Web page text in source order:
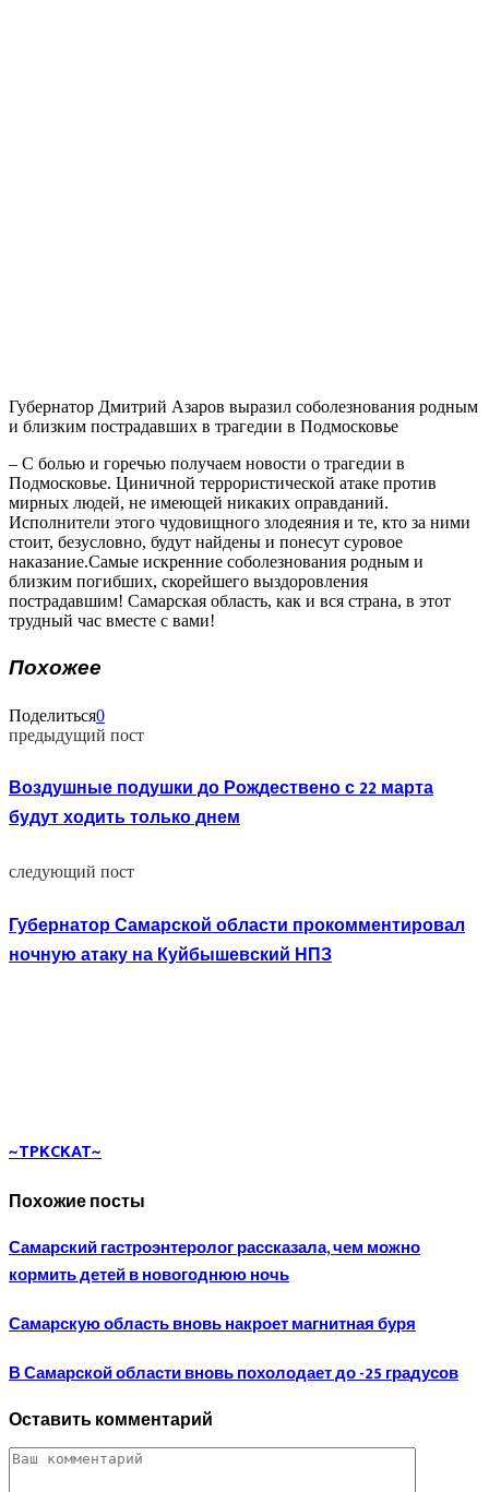
Губернатор Дмитрий Азаров выразил соболезнования родным
и близким пострадавших в трагедии в Подмосковье
– С болью и горечью получаем новости о трагедии в
Подмосковье. Циничной террористической атаке против
мирных людей, не имеющей никаких оправданий.
Исполнители этого чудовищного злодеяния и те, кто за ними
стоит, безусловно, будут найдены и понесут суровое
наказание.Самые искренние соболезнования родным и
близким погибших, скорейшего выздоровления
пострадавшим! Самарская область, как и вся страна, в этот
трудный час вместе с вами!
Похожее
Поделиться0
предыдущий пост
Воздушные подушки до Рождествено с 22 марта
будут ходить только днем
следующий пост
Губернатор Самарской области прокомментировал
ночную атаку на Куйбышевский НПЗ
~TPKCKAT~
Похожие посты
Самарский гастроэнтеролог рассказала, чем можно
кормить детей в новогоднюю ночь
Самарскую область вновь накроет магнитная буря
В Самарской области вновь похолодает до -25 градусов
Оставить комментарий